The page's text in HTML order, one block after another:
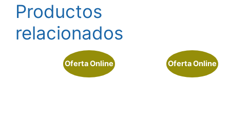
Productos
relacionados
Oferta Online Oferta Online